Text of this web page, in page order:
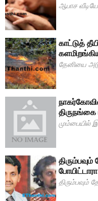
ஆபாச
காட்டுத்
தேனியை
மும்பையில்
திரும்பவும்